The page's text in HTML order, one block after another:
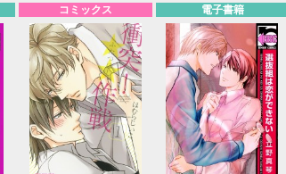
コミックス 電子書籍
10月
MON TUE WED THU FRI SAT
1 2
3
5 6 7 8 9
10
12 13 14 15 16
17
19 20 21 22 23
24
26 27 28 29 30 31